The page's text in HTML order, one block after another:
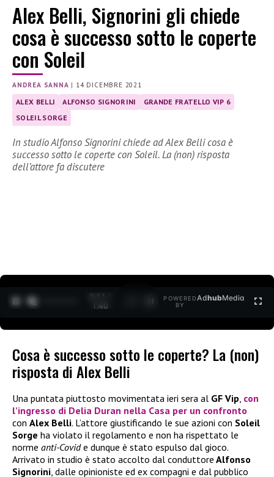
Alex Belli, Signorini gli chiede
cosa è successo sotto le coperte
con Soleil
ANDREA SANNA | 14 DICEMBRE 2021
ALEX BELLI ALFONSO SIGNORINI
GRANDE FRATELLO VIP 6
SOLEIL SORGE
In studio Alfonso Signorini chiede ad Alex Belli cosa è
successo sotto le coperte con Soleil. La (non) risposta
dell’attore fa discutere
0:12 /
1:40
POWERED
BY
AdhubMedia
Cosa è successo sotto le coperte? La (non)
risposta di Alex Belli
Una puntata piuttosto movimentata ieri sera al GF Vip, con
l’ingresso di Delia Duran nella Casa per un confronto
con Alex Belli. L’attore giustificando le sue azioni con Soleil
Sorge ha violato il regolamento e non ha rispettato le
norme anti-Covide dunque è stato espulso dal gioco.
Arrivato in studio è stato accolto dal conduttore Alfonso
Signorini, dalle opinioniste ed ex compagni e dal pubblico